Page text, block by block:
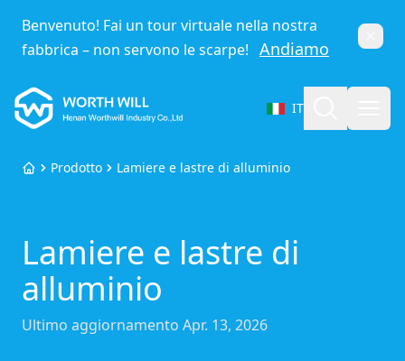
Benvenuto! Fai un tour virtuale nella nostra
fabbrica – non servono le scarpe! Andiamo Chiudi
Worthwill
IT
Seleziona lingua
HomeProdotto Lamiere e lastre di alluminio
Lamiere e lastre di
alluminio
Ultimo aggiornamento Apr. 13, 2026